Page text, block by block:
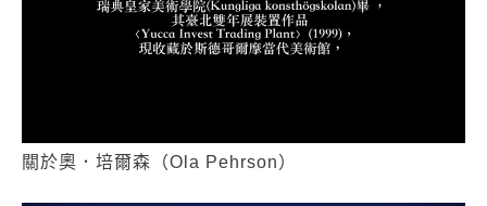
關於奧．培爾森（Ola Pehrson）